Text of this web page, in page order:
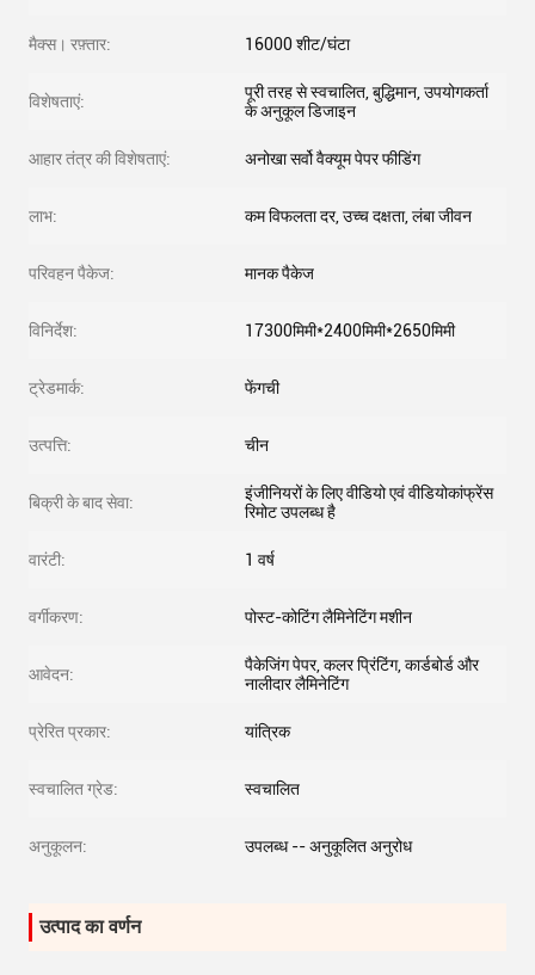
मैक्स। रफ़्तार: 16000 शीट/घंटा
विशेषताएं:
पूरी तरह से स्वचालित, बुद्धिमान, उपयोगकर्ता
के अनुकूल डिजाइन
आहार तंत्र की विशेषताएं: अनोखा सर्वो वैक्यूम पेपर फीडिंग
लाभ: कम विफलता दर, उच्च दक्षता, लंबा जीवन
परिवहन पैकेज: मानक पैकेज
विनिर्देश: 17300मिमी*2400मिमी*2650मिमी
ट्रेडमार्क: फेंगची
उत्पत्ति: चीन
बिक्री के बाद सेवा:
इंजीनियरों के लिए वीडियो एवं वीडियोकांफ्रेंस
रिमोट उपलब्ध है
वारंटी: 1 वर्ष
वर्गीकरण: पोस्ट-कोटिंग लैमिनेटिंग मशीन
आवेदन:
पैकेजिंग पेपर, कलर प्रिंटिंग, कार्डबोर्ड और
नालीदार लैमिनेटिंग
प्रेरित प्रकार: यांत्रिक
स्वचालित ग्रेड: स्वचालित
अनुकूलन: उपलब्ध -- अनुकूलित अनुरोध
उत्पाद का वर्णन